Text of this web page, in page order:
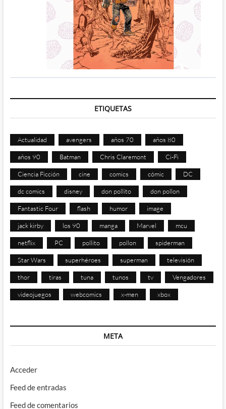
ETIQUETAS
Actualidad avengers años 70 años 80
años 90 Batman Chris Claremont Ci-Fi
Ciencia Ficción cine comics cómic DC
dc comics disney don pollito don pollon
Fantastic Four flash humor image
jack kirby los 90 manga Marvel mcu
netflix PC pollito pollon spiderman
Star Wars superhéroes superman televisión
thor tiras tuna tunos tv Vengadores
videojuegos webcomics x-men xbox
META
Acceder
Feed de entradas
Feed de comentarios